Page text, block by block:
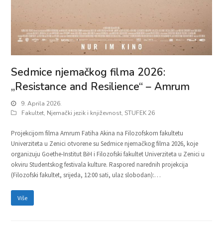
Sedmice njemačkog filma 2026:
„Resistance and Resilience“ – Amrum
9. Aprila 2026.
Fakultet, Njemački jezik i književnost, STUFEK 26
Projekcijom filma Amrum Fatiha Akina na Filozofskom fakultetu
Univerziteta u Zenici otvorene su Sedmice njemačkog filma 2026, koje
organizuju Goethe-Institut BiH i Filozofski fakultet Univerziteta u Zenici u
okviru Studentskog festivala kulture. Raspored narednih projekcija
(Filozofski fakultet, srijeda, 12:00 sati, ulaz slobodan):…
Više